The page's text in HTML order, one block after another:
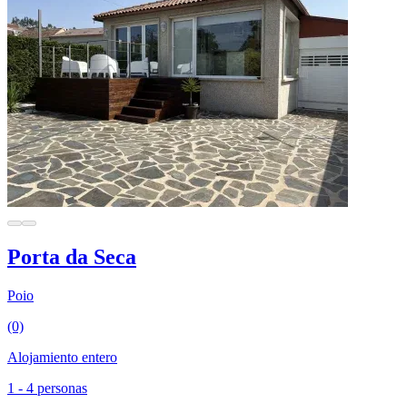
Porta da Seca
Poio
(0)
Alojamiento entero
1 - 4 personas